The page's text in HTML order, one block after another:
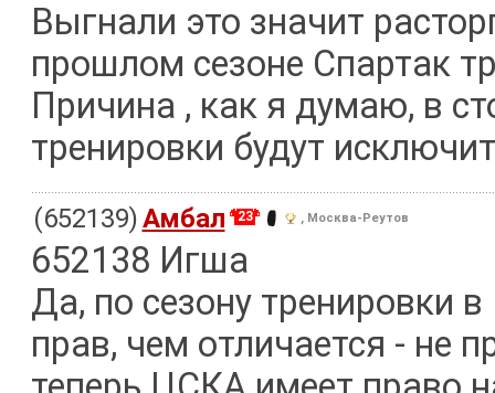
Выгнали это значит
прошлом сезоне Спартак
Причина , как я думаю, в
тренировки будут
(652139)Амбал 23 , Москва-Реутов
652138 Игша
Да, по сезону тренировки
прав, чем отличается - не